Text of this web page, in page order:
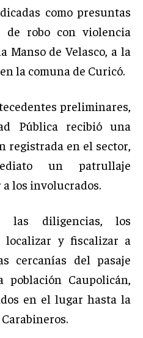
como presuntas
robo con violencia
Manso de Velasco, a la
la comuna de Curicó.
preliminares,
Pública recibió una
registrada en el sector,
un patrullaje
los involucrados.
las diligencias, los
localizar y fiscalizar a
cercanías del pasaje
Caupolicán,
en el lugar hasta la